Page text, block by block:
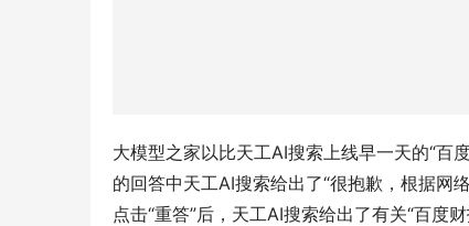
大模型之家以比天工AI搜索上线早一天的“
的回答中天工AI搜索给出了“很抱歉，根据网
点击“重答”后，天工AI搜索给出了有关“百度